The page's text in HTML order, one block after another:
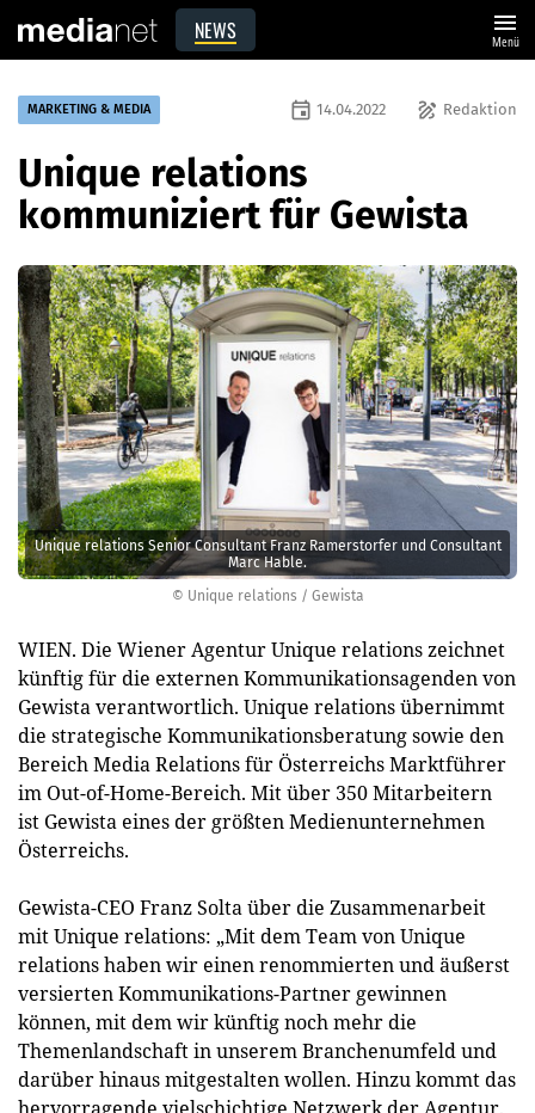
NEWS menu
Menü
© Unique relations / Gewista
Unique relations Senior Consultant Franz Ramerstorfer und Consultant
Marc Hable.
MARKETING & MEDIA draw Redaktion
event 14.04.2022
Unique relations
kommuniziert für Gewista
WIEN. Die Wiener Agentur Unique relations zeichnet
künftig für die externen Kommunikationsagenden von
Gewista verantwortlich. Unique relations übernimmt
die strategische Kommunikationsberatung sowie den
Bereich Media Relations für Österreichs Marktführer
im Out-of-Home-Bereich. Mit über 350 Mitarbeitern
ist Gewista eines der größten Medienunternehmen
Österreichs.
Gewista-CEO Franz Solta über die Zusammenarbeit
mit Unique relations: „Mit dem Team von Unique
relations haben wir einen renommierten und äußerst
versierten Kommunikations-Partner gewinnen
können, mit dem wir künftig noch mehr die
Themenlandschaft in unserem Branchenumfeld und
darüber hinaus mitgestalten wollen. Hinzu kommt das